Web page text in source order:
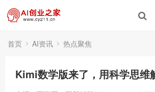
首页 AI资讯 热点聚焦
Kimi数学版来了，用科学思维